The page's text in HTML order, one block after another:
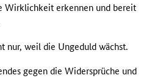
Wirklichkeit erkennen und bereit
nur, weil die Ungeduld wächst.
gegen die Widersprüche und